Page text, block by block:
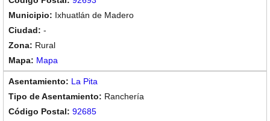
Ixhuatlán de Madero
-
Rural
Mapa
La Pita
Ranchería
92685